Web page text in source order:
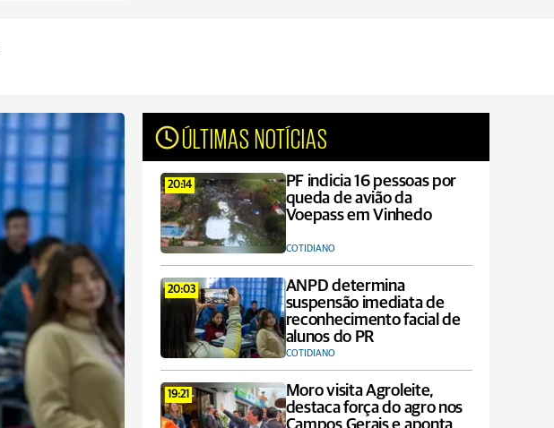
ÚLTIMAS NOTÍCIAS
20:14
PF indicia 16 pessoas por
queda de avião da
Voepass em Vinhedo
COTIDIANO
20:03
ANPD determina
suspensão imediata de
reconhecimento facial de
alunos do PR
COTIDIANO
19:21
Moro visita Agroleite,
destaca força do agro nos